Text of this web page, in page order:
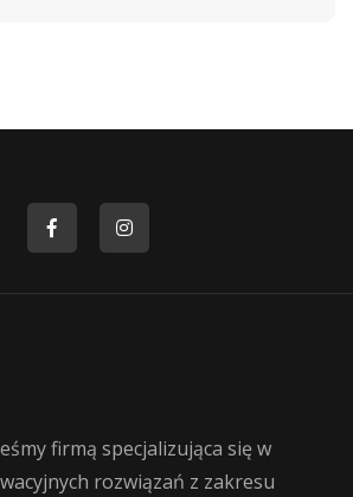
firmą specjalizująca się w
rozwiązań z zakresu